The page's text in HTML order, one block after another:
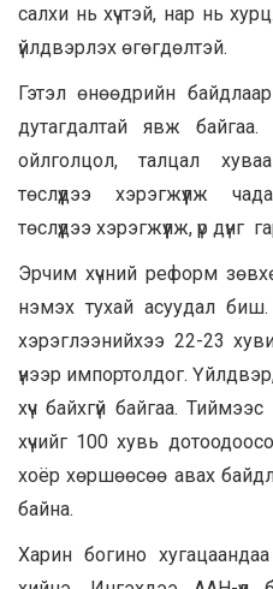
салхи нь хүчтэй, нар нь
үйлдвэрлэх өгөгдөлтэй.
Гэтэл өнөөдрийн
дутагдалтай явж
ойлголцол, талцал
төслүүдээ хэрэгжүүлж
төслүүдээ хэрэгжүүлж, үр дүнг
Эрчим хүчний реформ
нэмэх тухай асуудал
хэрэглээнийхээ 22-23
үнээр импортолдог.
хүч байхгүй байгаа.
хүчийг 100 хувь
хоёр хөршөөсөө авах
байна.
Харин богино